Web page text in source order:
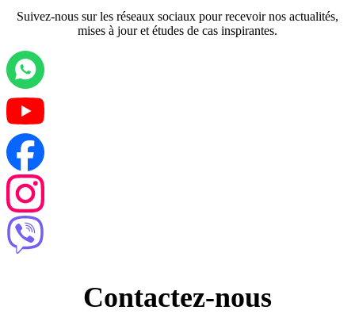
Suivez-nous sur les réseaux sociaux pour recevoir nos actualités,
mises à jour et études de cas inspirantes.
Contactez-nous